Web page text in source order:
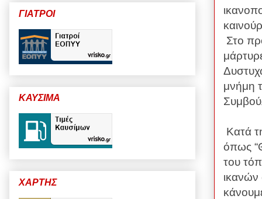
Στο
μνήμη
Κατά
όπως
του
ικανών
ΓΙΑΤΡΟΙ
ΚΑΥΣΙΜΑ
ΧΑΡΤΗΣ